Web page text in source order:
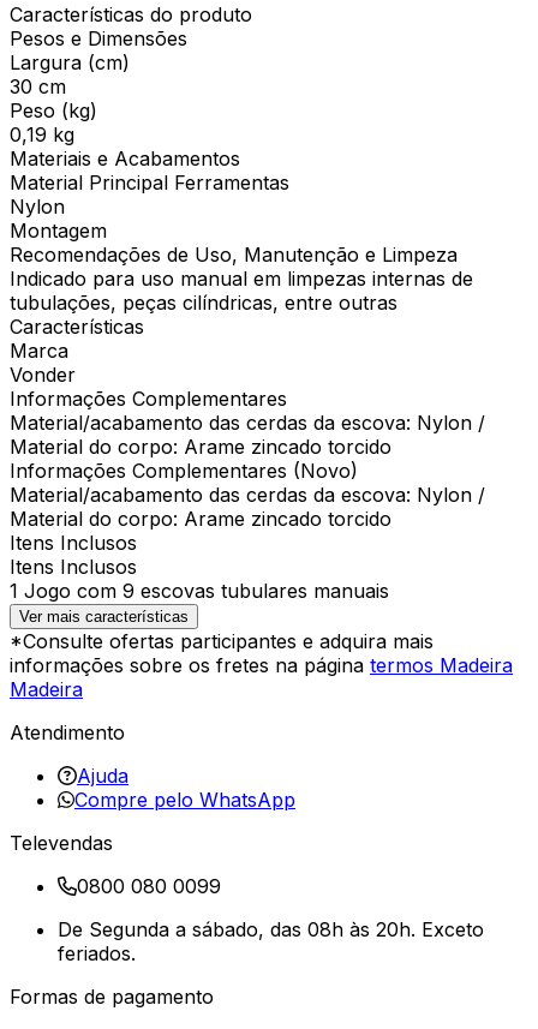
Características do produto
Pesos e Dimensões
Largura (cm)
30 cm
Peso (kg)
0,19 kg
Materiais e Acabamentos
Material Principal Ferramentas
Nylon
Montagem
Recomendações de Uso, Manutenção e Limpeza
Indicado para uso manual em limpezas internas de
tubulações, peças cilíndricas, entre outras
Características
Marca
Vonder
Informações Complementares
Material/acabamento das cerdas da escova: Nylon /
Material do corpo: Arame zincado torcido
Informações Complementares (Novo)
Material/acabamento das cerdas da escova: Nylon /
Material do corpo: Arame zincado torcido
Itens Inclusos
Itens Inclusos
1 Jogo com 9 escovas tubulares manuais
Ver mais características
*Consulte ofertas participantes e adquira mais
informações sobre os fretes na página termos Madeira
Madeira
Atendimento
Ajuda
Compre pelo WhatsApp
Televendas
0800 080 0099
De Segunda a sábado, das 08h às 20h. Exceto
feriados.
Formas de pagamento